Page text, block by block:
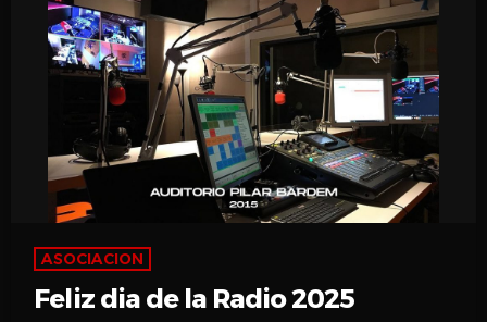
ASOCIACION
Feliz dia de la Radio 2025